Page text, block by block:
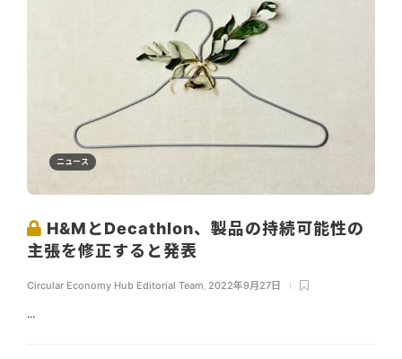
ニュース
H&MとDecathlon、製品の持続可能性の
主張を修正すると発表
Circular Economy Hub Editorial Team 2022年9月27日
...